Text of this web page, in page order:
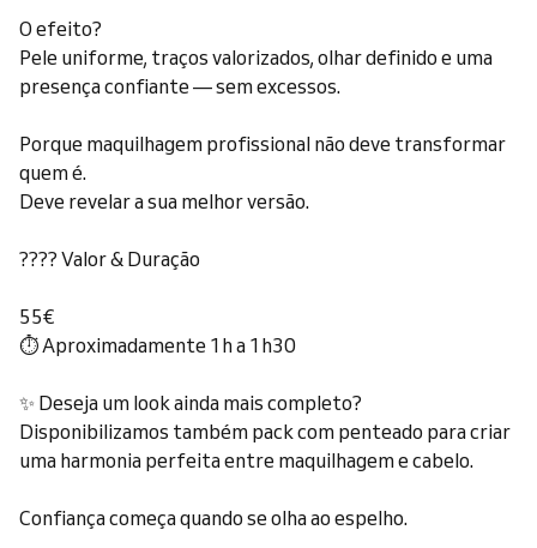
O efeito?
Pele uniforme, traços valorizados, olhar definido e uma
presença confiante — sem excessos.
Porque maquilhagem profissional não deve transformar
quem é.
Deve revelar a sua melhor versão.
???? Valor & Duração
55€
⏱ Aproximadamente 1h a 1h30
✨ Deseja um look ainda mais completo?
Disponibilizamos também pack com penteado para criar
uma harmonia perfeita entre maquilhagem e cabelo.
Confiança começa quando se olha ao espelho.